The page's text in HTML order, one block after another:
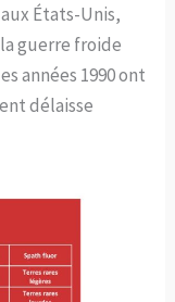
États-Unis,
guerre froide
années 1990 ont
délaisse